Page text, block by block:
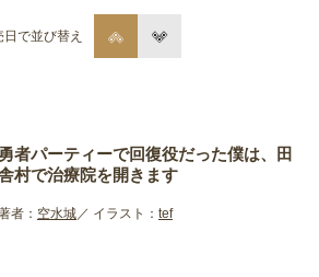
日で並び替え
勇者パーティーで回復役だった僕は、田
村で治療院を開きます
者： 空水城 イラスト： tef